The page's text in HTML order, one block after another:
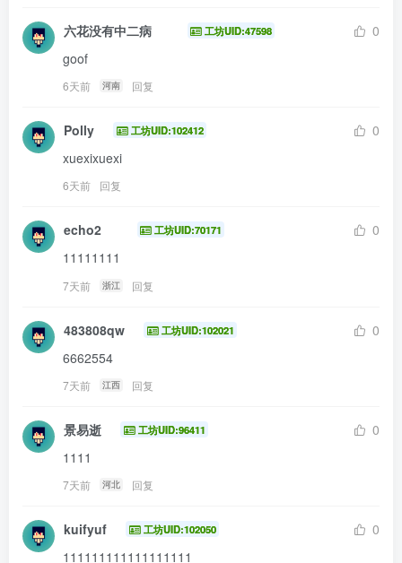
六花没有中二病 工坊UID:47598
0
goof
6天前 河南 回复
Polly 工坊UID:102412
0
xuexixuexi
6天前 回复
echo2 工坊UID:70171
0
11111111
7天前 浙江 回复
483808qw 工坊UID:102021
0
6662554
7天前 江西 回复
景易逝 工坊UID:96411
0
1111
7天前 河北 回复
kuifyuf 工坊UID:102050
0
111111111111111111